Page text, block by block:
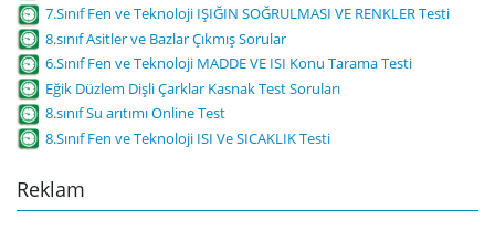
7.Sınıf Fen ve Teknoloji IŞIĞIN SOĞRULMASI VE RENKLER Testi
8.sınıf Asitler ve Bazlar Çıkmış Sorular
6.Sınıf Fen ve Teknoloji MADDE VE ISI Konu Tarama Testi
Eğik Düzlem Dişli Çarklar Kasnak Test Soruları
8.sınıf Su arıtımı Online Test
8.Sınıf Fen ve Teknoloji ISI Ve SICAKLIK Testi
Reklam